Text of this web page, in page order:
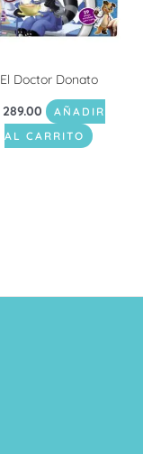
El Doctor Donato
289.00
AÑADIR
AL CARRITO